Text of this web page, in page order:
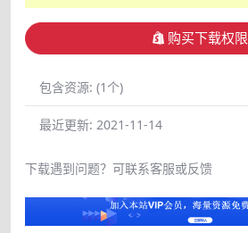
购买下载权限
包含资源: (1个)
最近更新: 2021-11-14
下载遇到问题？可联系客服或反馈